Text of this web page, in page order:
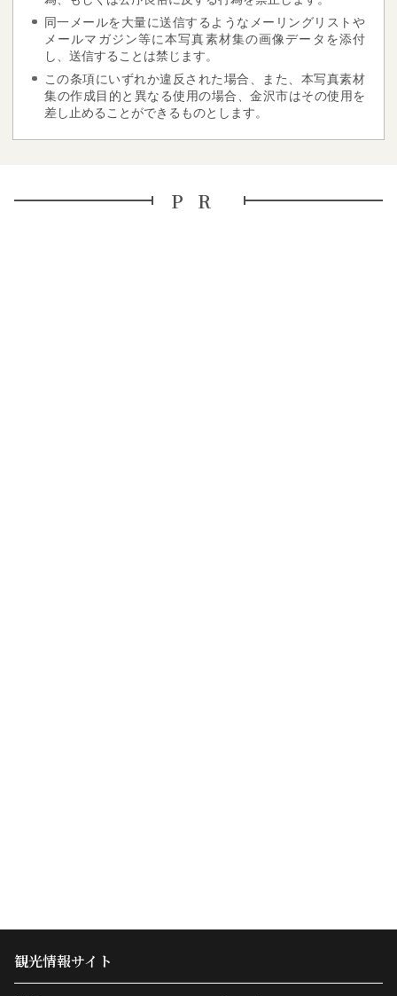
同一メールを大量に送信するようなメーリングリストや
メールマガジン等に本写真素材集の画像データを添付
し、送信することは禁じます。
この条項にいずれか違反された場合、また、本写真素材
集の作成目的と異なる使用の場合、金沢市はその使用を
差し止めることができるものとします。
PR
観光情報サイト